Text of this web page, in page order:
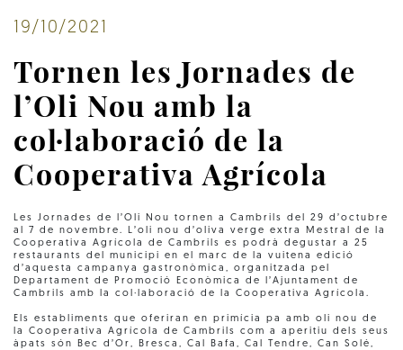
19/10/2021
Tornen les Jornades de
l’Oli Nou amb la
col·laboració de la
Cooperativa Agrícola
Les Jornades de l’Oli Nou tornen a Cambrils del 29 d’octubre
al 7 de novembre. L’oli nou d’oliva verge extra Mestral de la
Cooperativa Agrícola de Cambrils es podrà degustar a 25
restaurants del municipi en el marc de la vuitena edició
d’aquesta campanya gastronòmica, organitzada pel
Departament de Promoció Econòmica de l’Ajuntament de
Cambrils amb la col·laboració de la Cooperativa Agrícola.
Els establiments que oferiran en primícia pa amb oli nou de
la Cooperativa Agrícola de Cambrils com a aperitiu dels seus
àpats són Bec d’Or, Bresca, Cal Bafa, Cal Tendre, Can Solé,
SELECCIONAR IDIOMA: CAT